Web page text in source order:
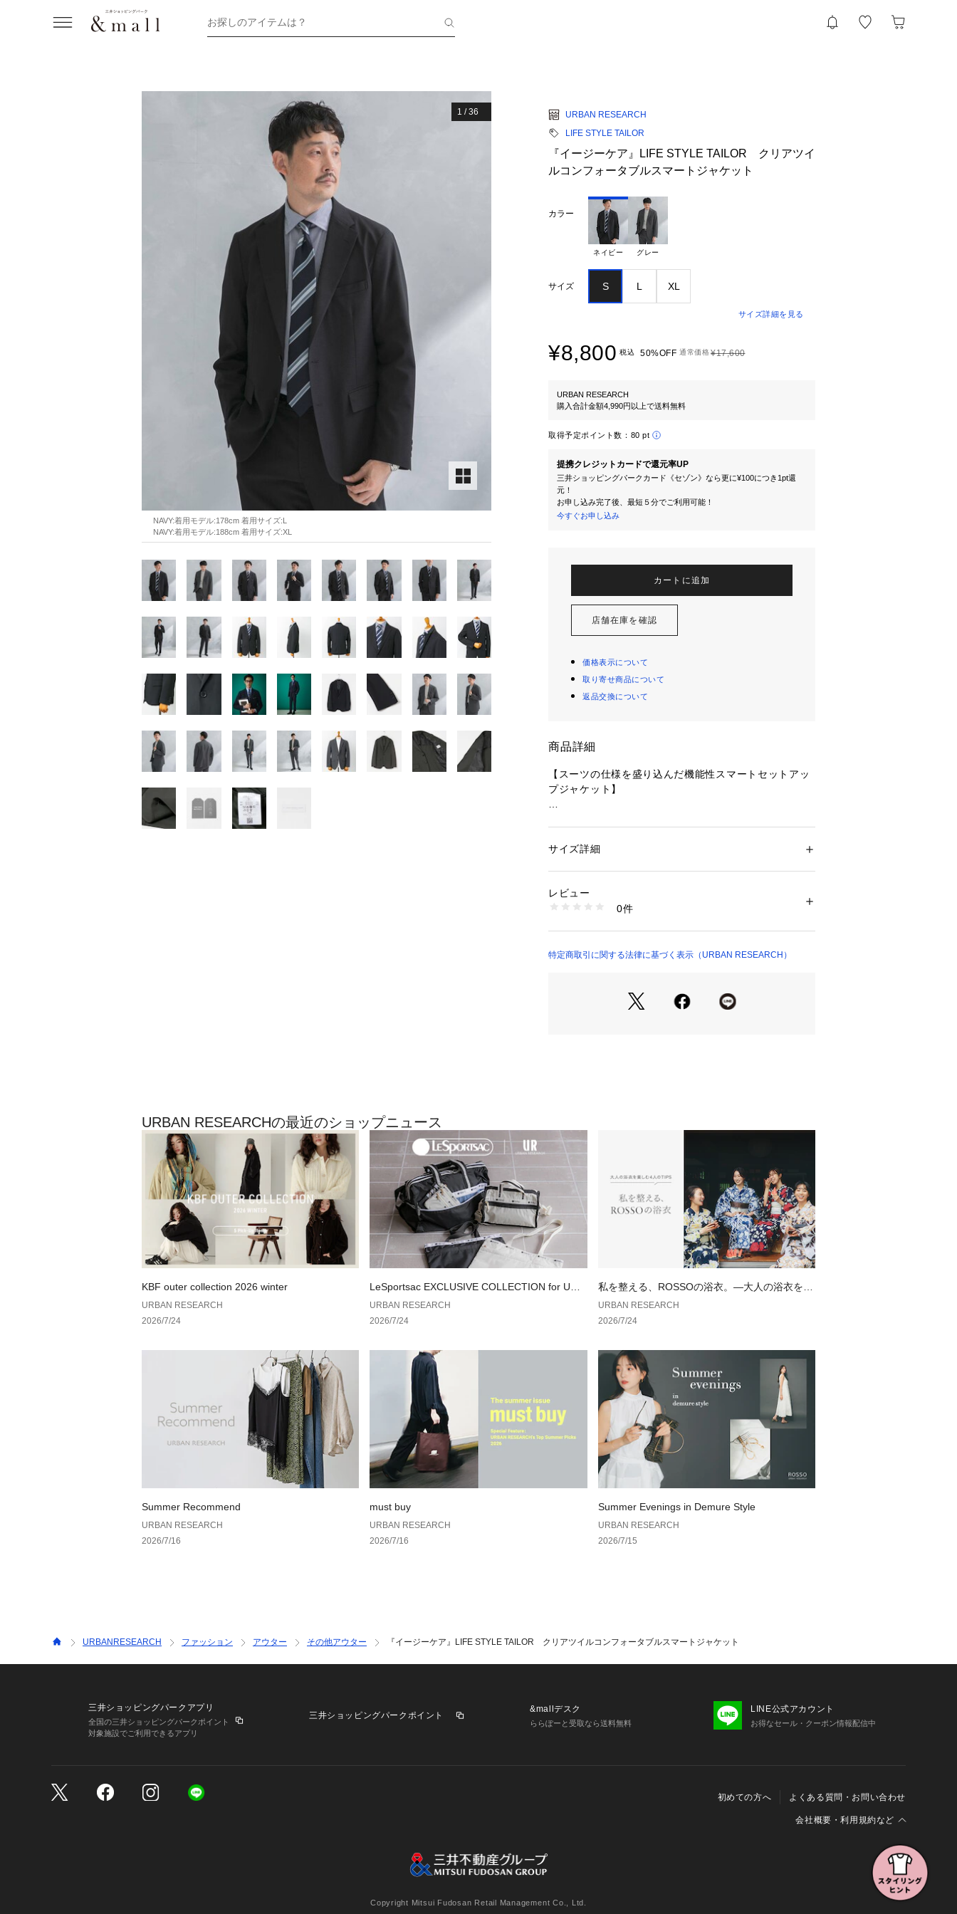
お探しのアイテムは？
1 /36
NAVY:着用モデル:178cm 着用サイズ:L
NAVY:着用モデル:188cm 着用サイズ:XL
URBAN RESEARCH
LIFE STYLE TAILOR
『イージーケア』LIFE STYLE TAILOR クリアツイ
ルコンフォータブルスマートジャケット
カラー
ネイビー グレー
サイズ S L XL
サイズ詳細を見る
¥8,800 税込 50%OFF 通常価格¥17,600
URBAN RESEARCH
購入合計金額4,990円以上で送料無料
取得予定ポイント数： 80 pt
提携クレジットカードで還元率UP
三井ショッピングパークカード《セゾン》なら更に¥100につき1pt還
元！
お申し込み完了後、最短５分でご利用可能！
今すぐお申し込み
カートに追加
店舗在庫を確認
価格表示について
取り寄せ商品について
返品交換について
商品詳細
【スーツの仕様を盛り込んだ機能性スマートセットアッ
プジャケット】
・すっきりとしたスマートなシルエット
・センターベント
・ノッチドラペル
起毛感が少なくクリアな表面感のツイル素材は品のある
フォータブルスマートPT】を合わせることでビジネスス
ーツとしての着用が可能です。
すっきりとした細身のシルエットはタイドアップスタイ
ルはもちろん、インナーにカットソーなどを合わせてカ
ジュアルダウンしたスタイリングとも好相性です。
秋口～春先までの長いシーズンで着用が可能なジャケッ
トです。
【LIFE STYLE TAILOR / ライフスタイルテイラー】
「LIFE STYLE TAILOR」は私たちが提案する暮らしの
新たなエッセンスとしてスタートしたドレスラインで
私たちURBAN RESEARCH DOORSが“仕立て役”を担い
【2025 Autumn/Winter】【25AW】
総重量 : 約540g
※商品画像は、光の当たり具合やパソコンなどの閲覧環
境により、実際の色味と異なって見える場合がございま
す。予めご了承ください。
※商品の色味の目安は、商品単体の画像をご参照くださ
い。
▼お気に入り登録のおすすめ▼
お気に入り登録商品は、マイページにて現在の価格情報
裏地 : あり
性別：メンズ
生産国：中国
い
DTA6-18L610 （ショップ）
サイズ詳細
レビュー
0件
特定商取引に関する法律に基づく表示（URBAN RESEARCH）
URBAN RESEARCHの最近のショップニュース
KBF outer collection 2026 winter
URBAN RESEARCH
2026/7/24
LeSportsac EXCLUSIVE COLLECTION for URB
AN RESEARCH
URBAN RESEARCH
2026/7/24
私を整える、ROSSOの浴衣。—大人の浴衣を楽
しむ、4人のTIPS—
URBAN RESEARCH
2026/7/24
Summer Recommend
URBAN RESEARCH
2026/7/16
must buy
URBAN RESEARCH
2026/7/16
Summer Evenings in Demure Style
URBAN RESEARCH
2026/7/15
URBANRESEARCH ファッション アウター その他アウター 『イージーケア』LIFE STYLE TAILOR クリアツイルコンフォータブルスマートジャケット
三井ショッピングパークアプリ
全国の三井ショッピングパークポイント
対象施設でご利用できるアプリ
三井ショッピングパークポイント
&mallデスク
ららぽーと受取なら送料無料
LINE公式アカウント
お得なセール・クーポン情報配信中
初めての方へ よくある質問・お問い合わせ
会社概要・利用規約など
特定商取引に関する法律に基づく表示
個人情報保護方針 個人情報の取り扱いについて
Cookieおよびアクセスログについて
三井不動産グループ ソーシャルメディアガイドライン
Copyright Mitsui Fudosan Retail Management Co., Ltd.